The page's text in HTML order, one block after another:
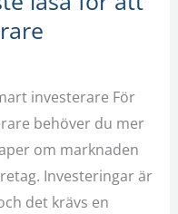
investerare För
behöver du mer
om marknaden
Investeringar är
det krävs en